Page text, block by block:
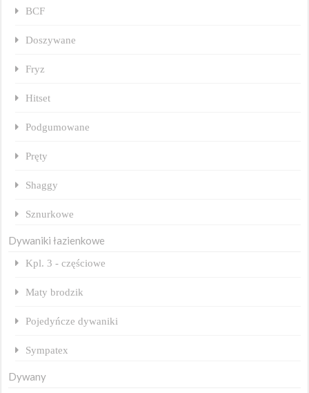
BCF
Doszywane
Fryz
Hitset
Podgumowane
Pręty
Shaggy
Sznurkowe
Dywaniki łazienkowe
Kpl. 3 - częściowe
Maty brodzik
Pojedyńcze dywaniki
Sympatex
Dywany